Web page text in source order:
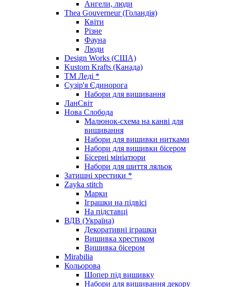
Ангели, люди
Thea Gouverneur (Голандія)
Квіти
Різне
Фауна
Люди
Design Works (США)
Kustom Krafts (Канада)
ТМ Леді *
Сузір'я Єдинорога
Набори для вишивання
ЛанСвіт
Нова Слобода
Малюнок-схема на канві для
вишивання
Набори для вишивки нитками
Набори для вишивки бісером
Бісерні мініатюри
Набори для шиття ляльок
Затишні хрестики *
Zayka stitch
Марки
Іграшки на підвісі
На підставці
ВДВ (Україна)
Декоративні іграшки
Вишивка хрестиком
Вишивка бісером
Mirabilia
Кольорова
Шопер під вишивку
Набори для вишивання декору